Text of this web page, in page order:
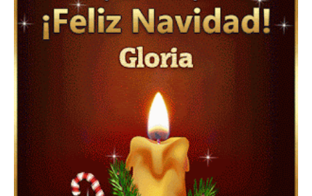
▷ Feliz año nuevo 2026 Familia 【❤️】Frases,
Mensajes y GiF